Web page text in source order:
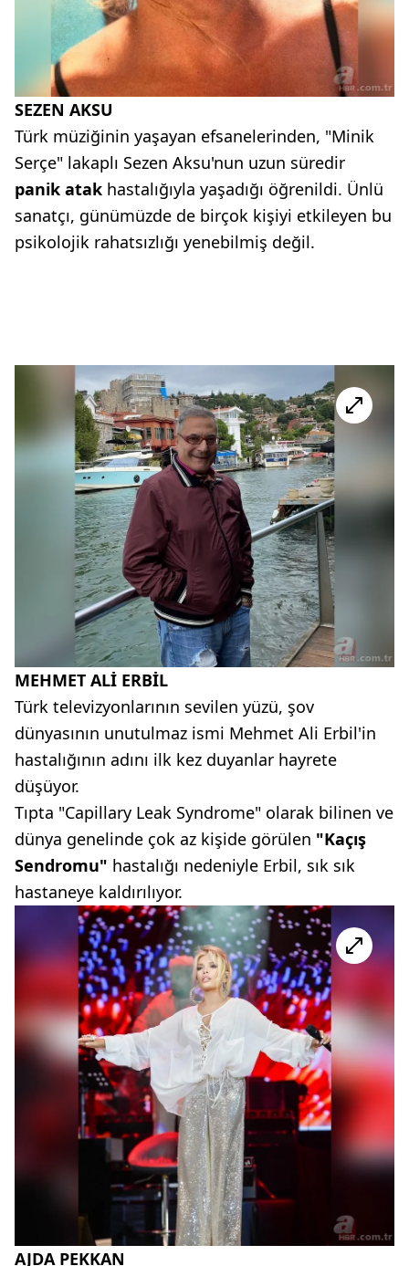
SEZEN AKSU
Türk müziğinin yaşayan efsanelerinden, "Minik
Serçe" lakaplı Sezen Aksu'nun uzun süredir
panik atak hastalığıyla yaşadığı öğrenildi. Ünlü
sanatçı, günümüzde de birçok kişiyi etkileyen bu
psikolojik rahatsızlığı yenebilmiş değil.
MEHMET ALİ ERBİL
Türk televizyonlarının sevilen yüzü, şov
dünyasının unutulmaz ismi Mehmet Ali Erbil'in
hastalığının adını ilk kez duyanlar hayrete
düşüyor.
Tıpta "Capillary Leak Syndrome" olarak bilinen ve
dünya genelinde çok az kişide görülen "Kaçış
Sendromu" hastalığı nedeniyle Erbil, sık sık
hastaneye kaldırılıyor.
AJDA PEKKAN